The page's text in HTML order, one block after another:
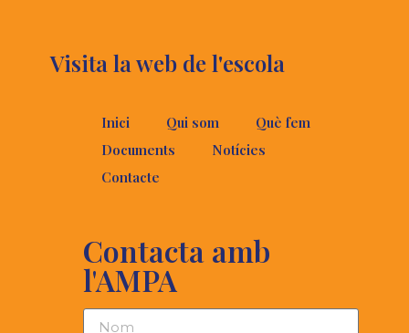
Visita la web de l'escola
Inici Qui som
Què fem
Documents
Notícies
Contacte
Contacta amb
l'AMPA